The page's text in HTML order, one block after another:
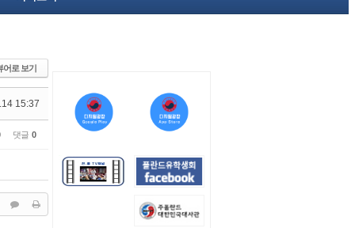
어로 보기
15:37
댓글 0